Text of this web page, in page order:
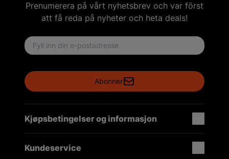
Prenumerera på vårt nyhetsbrev och var först
att få reda på nyheter och heta deals!
Email address
Abonner
Kjøpsbetingelser og informasjon
Kundeservice